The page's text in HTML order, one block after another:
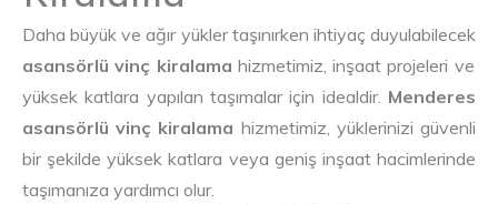
Daha büyük ve ağır yükler taşınırken ihtiyaç duyulabilecek
asansörlü vinç kiralama hizmetimiz, inşaat projeleri ve
yüksek katlara yapılan taşımalar için idealdir. Menderes
asansörlü vinç kiralama hizmetimiz, yüklerinizi güvenli
bir şekilde yüksek katlara veya geniş inşaat hacimlerinde
taşımanıza yardımcı olur.